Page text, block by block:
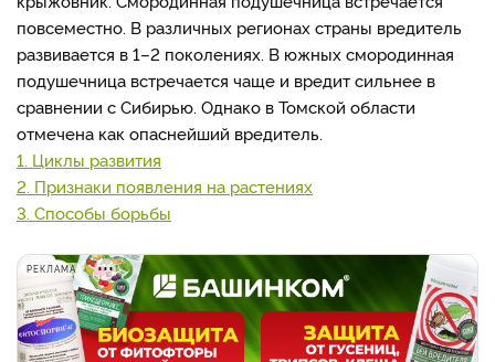
повсеместно. В различных регионах страны вредитель
развивается в 1–2 поколениях. В южных смородинная
подушечница встречается чаще и вредит сильнее в
сравнении с Сибирью. Однако в Томской области
отмечена как опаснейший вредитель.
1. Циклы развития
2. Признаки появления на растениях
3. Способы борьбы
РЕКЛАМА